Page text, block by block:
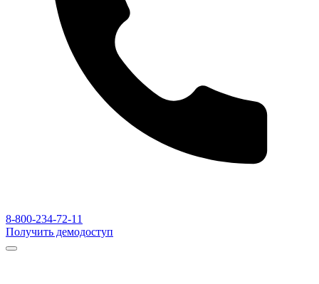
8-800-234-72-11
Получить демодоступ